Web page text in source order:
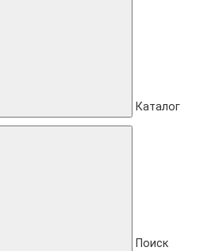
Каталог
Поиск